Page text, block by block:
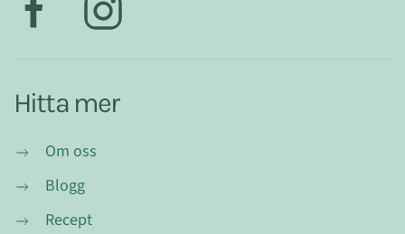
Hitta mer
Om oss
Blogg
Recept